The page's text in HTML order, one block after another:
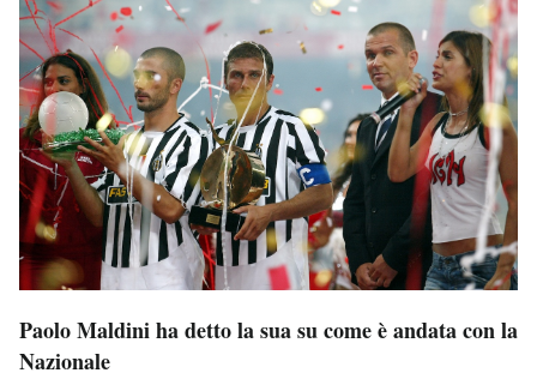
Paolo Maldini ha detto la sua su come è andata con la
Nazionale